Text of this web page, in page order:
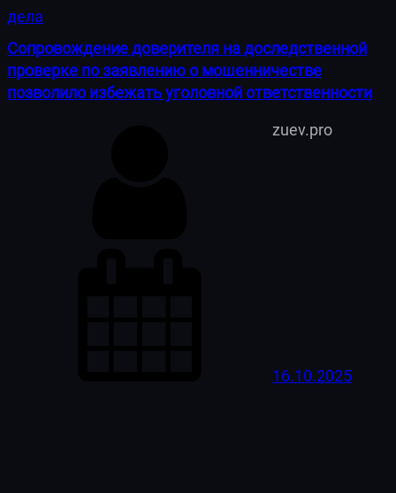
дела
Сопровождение доверителя на доследственной
проверке по заявлению о мошенничестве
позволило избежать уголовной ответственности
zuev.pro
16.10.2025